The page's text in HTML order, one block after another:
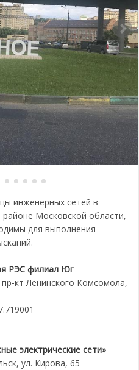
инженерных сетей в
Московской области,
для выполнения
РЭС филиал Юг
кт Ленинского Комсомола,
электрические сети»
ул. Кирова, 65